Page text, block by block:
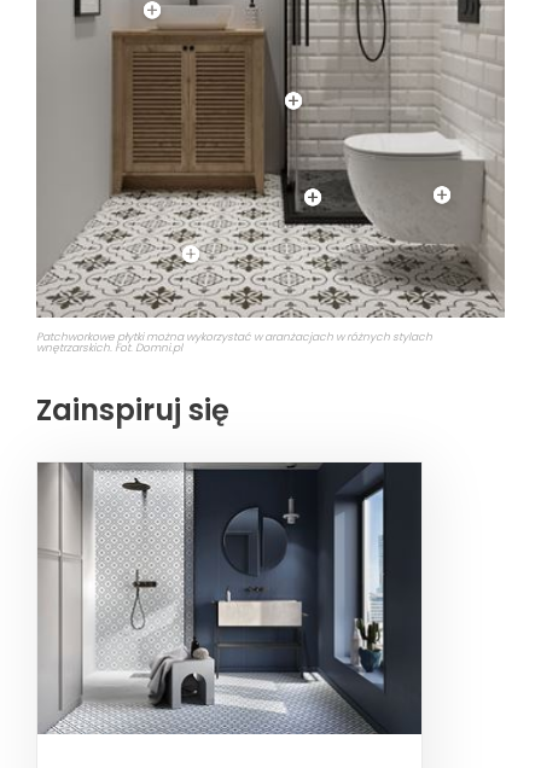
Patchworkowe płytki można wykorzystać w aranżacjach w różnych stylach
wnętrzarskich. Fot. Domni.pl
Zainspiruj się